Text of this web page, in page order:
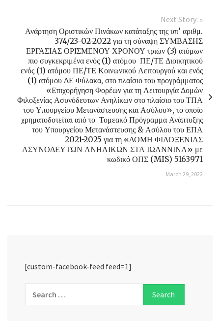
Next Story: »
Ανάρτηση Οριστικών Πινάκων κατάταξης της υπ’ αριθμ.
374/23-02-2022 για τη σύναψη ΣΥΜΒΑΣΗΣ
ΕΡΓΑΣΙΑΣ ΟΡΙΣΜΕΝΟΥ ΧΡΟΝΟΥ τριών (3) ατόμων
πιο συγκεκριμένα ενός (1) ατόμου ΠΕ/ΤΕ Διοικητικού
ενός (1) ατόμου ΠΕ/ΤΕ Κοινωνικού Λειτουργού και ενός
(1) ατόμου ΔΕ Φύλακα, στο πλαίσιο του προγράμματος
«Επιχορήγηση Φορέων για τη Λειτουργία Δομών
Φιλοξενίας Ασυνόδευτων Ανηλίκων στο πλαίσιο του ΤΠΑ
του Υπουργείου Μετανάστευσης και Ασύλου», το οποίο
χρηματοδοτείται από το Τομεακό Πρόγραμμα Ανάπτυξης
του Υπουργείου Μετανάστευσης & Ασύλου του ΕΠΑ
2021-2025 για τη «ΔΟΜΗ ΦΙΛΟΞΕΝΙΑΣ
ΑΣΥΝΟΔΕΥΤΩΝ ΑΝΗΛΙΚΩΝ ΣΤΑ ΙΩΑΝΝΙΝΑ» με
κωδικό ΟΠΣ (MIS) 5163971
March 29, 2022
[custom-facebook-feed feed=1]